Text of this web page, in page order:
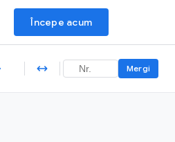
Începe acum
Mergi